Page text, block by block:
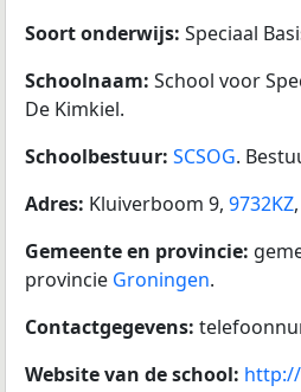
Soort onderwijs: Speciaal
Schoolnaam: School voor
De Kimkiel.
Schoolbestuur: SCSOG.
Adres: Kluiverboom 9, 9732KZ
Gemeente en provincie:
provincie Groningen.
Contactgegevens:
Website van de school: